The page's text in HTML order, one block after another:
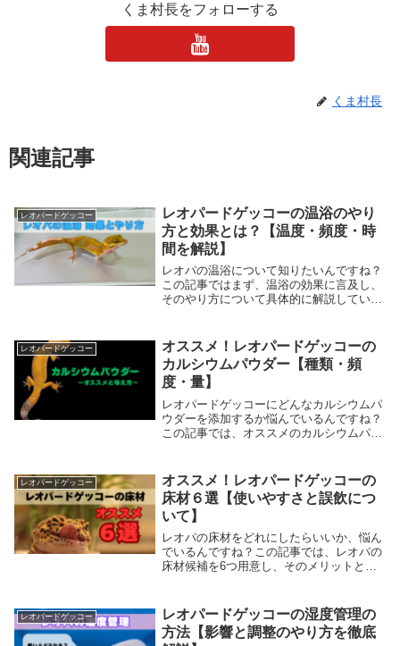
くま村長をフォローする
くま村長
関連記事
レオパードゲッコー
レオパードゲッコーの温浴のやり
方と効果とは？【温度・頻度・時
間を解説】
レオパの温浴について知りたいんですね？
この記事ではまず、温浴の効果に言及し、
そのやり方について具体的に解説していき
安全な温浴のやり方を知ってみて下さい。
早速、読み進めてみましょう。
レオパードゲッコー
オススメ！レオパードゲッコーの
カルシウムパウダー【種類・頻
度・量】
レオパードゲッコーにどんなカルシウムパ
ウダーを添加するか悩んでいるんですね？
この記事では、オススメのカルシウムパウ
知識と悩みは解決します。読み進めて確認
してみて下さい。
レオパードゲッコー
オススメ！レオパードゲッコーの
床材６選【使いやすさと誤飲につ
いて】
レオパの床材をどれにしたらいいか、悩ん
でいるんですね？この記事では、レオパの
床材候補を6つ用意し、そのメリットとデ
自分とレオパにあった床材を見つけて下さ
い。早速読んでみましょう。
レオパードゲッコー
レオパードゲッコーの湿度管理の
方法【影響と調整のやり方を徹底